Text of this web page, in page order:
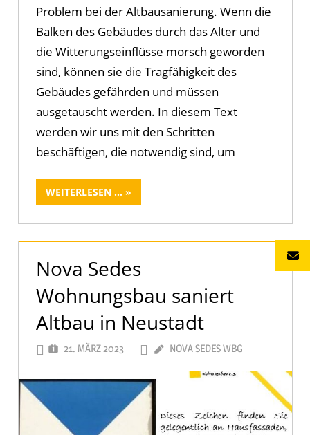
Problem bei der Altbausanierung. Wenn die
Balken des Gebäudes durch das Alter und
die Witterungseinflüsse morsch geworden
sind, können sie die Tragfähigkeit des
Gebäudes gefährden und müssen
ausgetauscht werden. In diesem Text
werden wir uns mit den Schritten
beschäftigen, die notwendig sind, um
WEITERLESEN ...
Nova Sedes
Wohnungsbau saniert
Altbau in Neustadt
21. MÄRZ 2023 NOVA SEDES WBG